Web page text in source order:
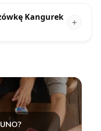
Kangurek